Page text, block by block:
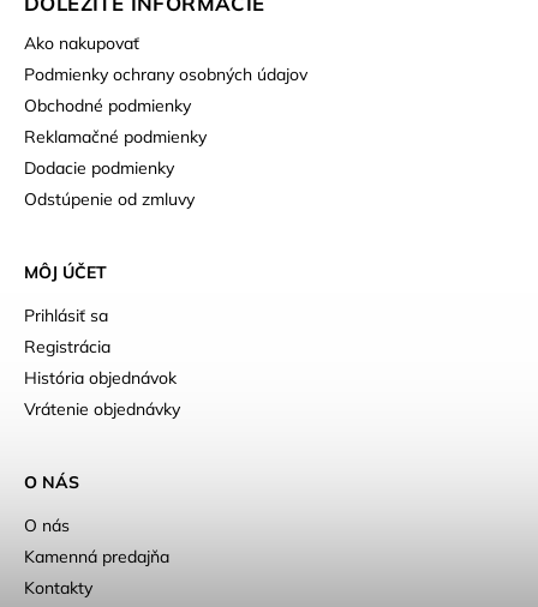
Ako nakupovať
Podmienky ochrany osobných údajov
Obchodné podmienky
Reklamačné podmienky
Dodacie podmienky
Odstúpenie od zmluvy
MÔJ ÚČET
Prihlásiť sa
Registrácia
História objednávok
Vrátenie objednávky
O NÁS
O nás
Kamenná predajňa
Kontakty